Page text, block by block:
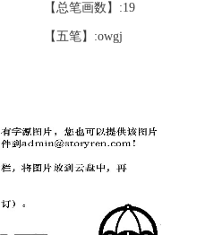
【总笔画数】:19
【五笔】:owgj